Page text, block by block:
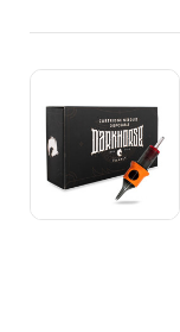
Количество